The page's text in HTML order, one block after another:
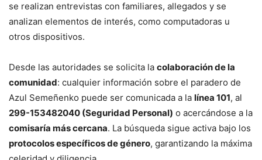
se realizan entrevistas con familiares, allegados y se
analizan elementos de interés, como computadoras u
otros dispositivos.
Desde las autoridades se solicita la colaboración de la
comunidad: cualquier información sobre el paradero de
Azul Semeñenko puede ser comunicada a la línea 101, al
299-153482040 (Seguridad Personal) o acercándose a la
comisaría más cercana. La búsqueda sigue activa bajo los
protocolos específicos de género, garantizando la máxima